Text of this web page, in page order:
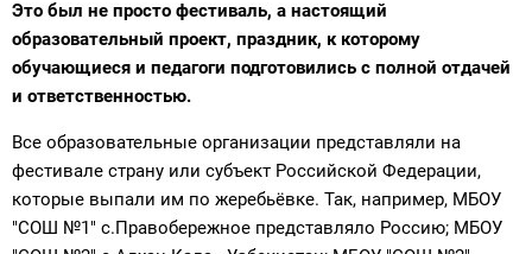
Это был не просто фестиваль, а настоящий
образовательный проект, праздник, к которому
обучающиеся и педагоги подготовились с полной отдачей
и ответственностью.
Все образовательные организации представляли на
фестивале страну или субъект Российской Федерации,
которые выпали им по жеребьёвке. Так, например, МБОУ
"СОШ №1" с.Правобережное представляло Россию; МБОУ